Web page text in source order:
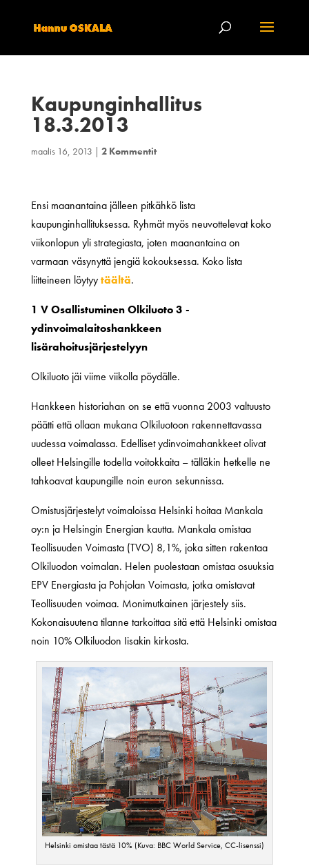
Kaupunginhallitus
18.3.2013
maalis 16, 2013 | 2 Kommentit
Ensi maanantaina jälleen pitkähkö lista
kaupunginhallituksessa. Ryhmät myös neuvottelevat koko
viikonlopun yli strategiasta, joten maanantaina on
varmaan väsynyttä jengiä kokouksessa. Koko lista
liitteineen löytyytäältä.
1 V Osallistuminen Olkiluoto 3 -
ydinvoimalaitoshankkeen
lisärahoitusjärjestelyyn
Olkiluoto jäi viime viikolla pöydälle.
Hankkeen historiahan on se että vuonna 2003 valtuusto
päätti että ollaan mukana Olkiluotoon rakennettavassa
uudessa voimalassa. Edelliset ydinvoimahankkeet olivat
olleet Helsingille todella voitokkaita – tälläkin hetkelle ne
tahkoavat kaupungille noin euron sekunnissa.
Omistusjärjestelyt voimaloissa Helsinki hoitaa Mankala
oy:n ja Helsingin Energian kautta. Mankala omistaa
Teollisuuden Voimasta (TVO) 8,1%, joka sitten rakentaa
Olkiluodon voimalan. Helen puolestaan omistaa osuuksia
EPV Energiasta ja Pohjolan Voimasta, jotka omistavat
Teollisuuden voimaa. Monimutkainen järjestely siis.
Kokonaisuutena tilanne tarkoittaa sitä että Helsinki omistaa
noin 10% Olkiluodon Iisakin kirkosta.
Helsinki omistaa tästä 10% (Kuva: BBC World Service, CC-lisenssi)